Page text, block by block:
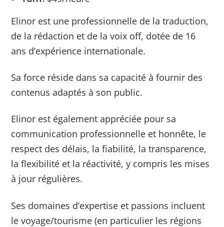
Elinor est une professionnelle de la traduction,
de la rédaction et de la voix off, dotée de 16
ans d’expérience internationale.
Sa force réside dans sa capacité à fournir des
contenus adaptés à son public.
Elinor est également appréciée pour sa
communication professionnelle et honnête, le
respect des délais, la fiabilité, la transparence,
la flexibilité et la réactivité, y compris les mises
à jour régulières.
Ses domaines d’expertise et passions incluent
le voyage/tourisme (en particulier les régions